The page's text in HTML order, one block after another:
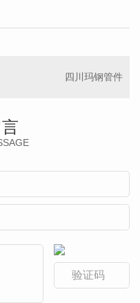
四川玛钢管件